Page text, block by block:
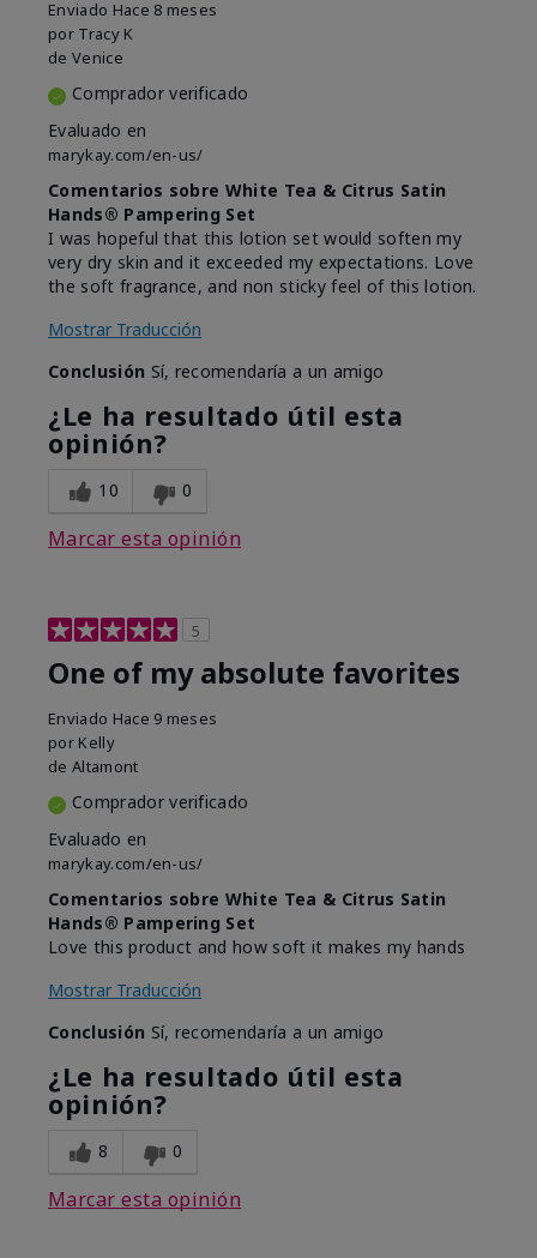
Enviado Hace 8 meses
por Tracy K
de Venice
Comprador verificado
Evaluado en
marykay.com/en-us/
Comentarios sobre White Tea & Citrus Satin
Hands® Pampering Set
I was hopeful that this lotion set would soften my
very dry skin and it exceeded my expectations. Love
the soft fragrance, and non sticky feel of this lotion.
Mostrar Traducción
Conclusión Sí, recomendaría a un amigo
¿Le ha resultado útil esta
opinión?
10 0
Marcar esta opinión
5
One of my absolute favorites
Enviado Hace 9 meses
por Kelly
de Altamont
Comprador verificado
Evaluado en
marykay.com/en-us/
Comentarios sobre White Tea & Citrus Satin
Hands® Pampering Set
Love this product and how soft it makes my hands
Mostrar Traducción
Conclusión Sí, recomendaría a un amigo
¿Le ha resultado útil esta
opinión?
8 0
Marcar esta opinión